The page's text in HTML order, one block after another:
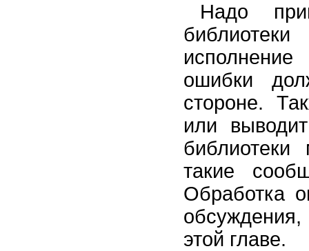
Надо
ошибки
стороне.
или
библиотеки
такие
Обработка
этой главе.